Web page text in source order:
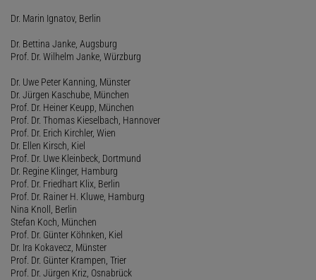
Dr. Marin Ignatov, Berlin
Dr. Bettina Janke, Augsburg
Prof. Dr. Wilhelm Janke, Würzburg
Dr. Uwe Peter Kanning, Münster
Dr. Jürgen Kaschube, München
Prof. Dr. Heiner Keupp, München
Prof. Dr. Thomas Kieselbach, Hannover
Prof. Dr. Erich Kirchler, Wien
Dr. Ellen Kirsch, Kiel
Prof. Dr. Uwe Kleinbeck, Dortmund
Dr. Regine Klinger, Hamburg
Prof. Dr. Friedhart Klix, Berlin
Prof. Dr. Rainer H. Kluwe, Hamburg
Nina Knoll, Berlin
Stefan Koch, München
Prof. Dr. Günter Köhnken, Kiel
Dr. Ira Kokavecz, Münster
Prof. Dr. Günter Krampen, Trier
Prof. Dr. Jürgen Kriz, Osnabrück